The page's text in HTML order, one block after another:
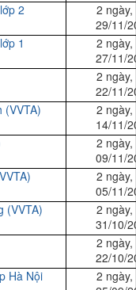
lớp 2
2
29/11/
lớp 1
2
27/11/
2
22/11/
(VVTA)
2
14/11/
2
09/11/
2
05/11/
(VVTA)
2
31/10/
2
22/10/
Hà Nội
2